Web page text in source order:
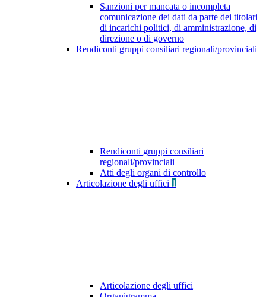
Sanzioni per mancata o incompleta
comunicazione dei dati da parte dei titolari
di incarichi politici, di amministrazione, di
direzione o di governo
Rendiconti gruppi consiliari regionali/provinciali
Rendiconti gruppi consiliari
regionali/provinciali
Atti degli organi di controllo
Articolazione degli uffici 1
Articolazione degli uffici